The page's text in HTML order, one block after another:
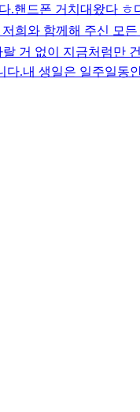
.핸드폰 거치대왔다 ㅎ
희와 함께해 주신 모
거 없이 지금처럼만
다.내 생일은 일주일동